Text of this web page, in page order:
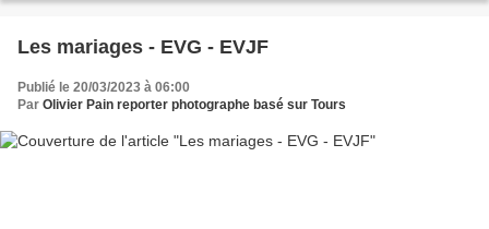
Les mariages - EVG - EVJF
Publié le 20/03/2023 à 06:00
Par Olivier Pain reporter photographe basé sur Tours